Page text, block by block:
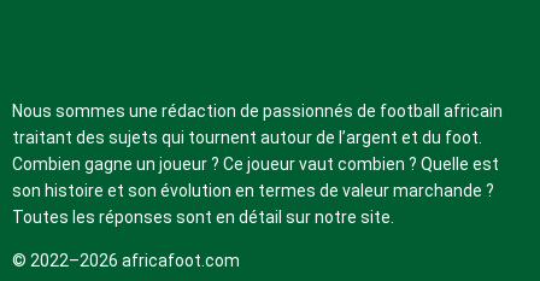
Nous sommes une rédaction de passionnés de football africain
traitant des sujets qui tournent autour de l’argent et du foot.
Combien gagne un joueur ? Ce joueur vaut combien ? Quelle est
son histoire et son évolution en termes de valeur marchande ?
Toutes les réponses sont en détail sur notre site.
© 2022–2026 africafoot.com